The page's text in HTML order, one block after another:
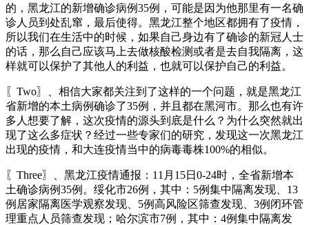
的，黑龙江的新增确诊病例35例，可能是因为他那里有一名确
诊人员到处乱窜，最后使得。黑龙江整个地区都拥有了疫情，
所以我们在生活中的时候，如果自己身边有了确诊的新冠人士
的话，那么自己应该马上去做核酸检测或者是去自我隔离，这
样就可以保护了其他人的利益，也就可以保护自己的利益。
〖Two〗、相信大家都关注到了这样的一个问题，就是黑龙江
省新增的本土病例确诊了35例，并且都在黑河市。那么也有许
多人想要了解，这次疫情的源头到底是什么？为什么突然就出
现了这么多症状？经过一些专家们的研究，发现这一次黑龙江
出现的疫情，和大连疫情当中的病毒毒株100%的相似。
〖Three〗、黑龙江疫情通报：11月15日0-24时，全省新增本
土确诊病例35例。绥化市26例，其中：5例集中隔离发现、13
例居家隔离医学观察发现、5例高风险区筛查发现、3例闭环管
理重点人员筛查发现；哈尔滨市7例，其中：4例集中隔离发